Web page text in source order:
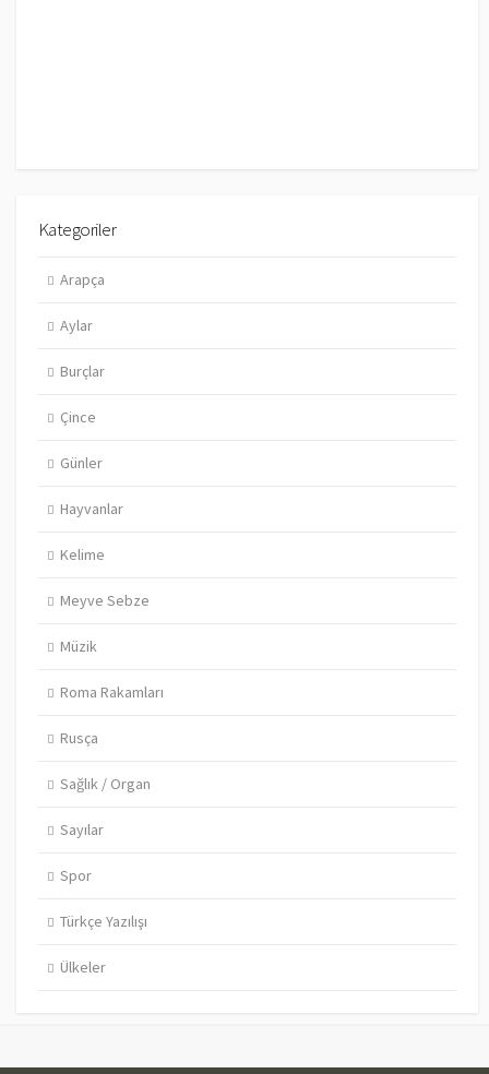
Kategoriler
Arapça
Aylar
Burçlar
Çince
Günler
Hayvanlar
Kelime
Meyve Sebze
Müzik
Roma Rakamları
Rusça
Sağlık / Organ
Sayılar
Spor
Türkçe Yazılışı
Ülkeler